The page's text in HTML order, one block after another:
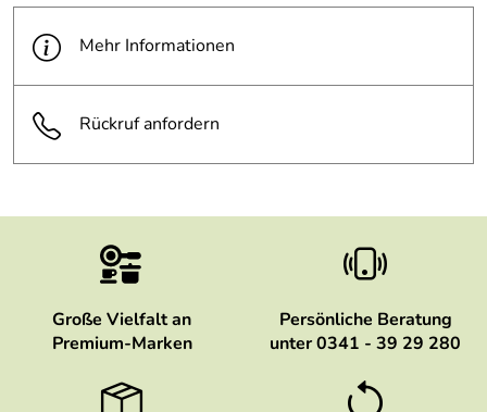
Mehr Informationen
Rückruf anfordern
Große Vielfalt an
Premium-Marken
Persönliche Beratung
unter 0341 - 39 29 280